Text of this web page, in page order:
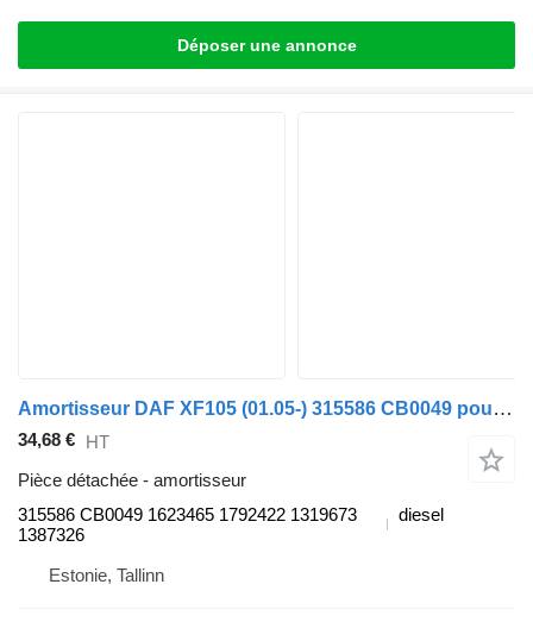
Déposer une annonce
Amortisseur DAF XF105 (01.05-) 315586 CB0049 pour tracteur routier DAF XF95, XF105 (2001-2014)
34,68 € HT
Pièce détachée - amortisseur
315586 CB0049 1623465 1792422 1319673
1387326
diesel
Estonie, Tallinn